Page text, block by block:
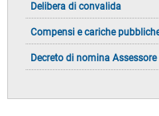
Delibera di convalida
Compensi e cariche
Decreto di nomina